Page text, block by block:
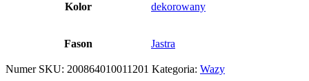
Kolor dekorowany
Fason Jastra
Numer SKU: 200864010011201 Kategoria: Wazy